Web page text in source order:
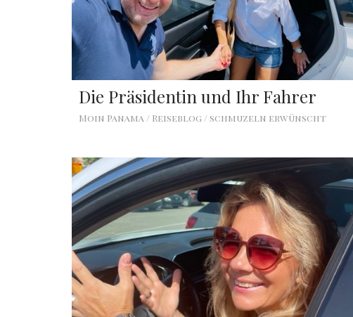
Die Präsidentin und Ihr Fahrer
Moin Panama / Reiseblog / schmuzeln erwünscht